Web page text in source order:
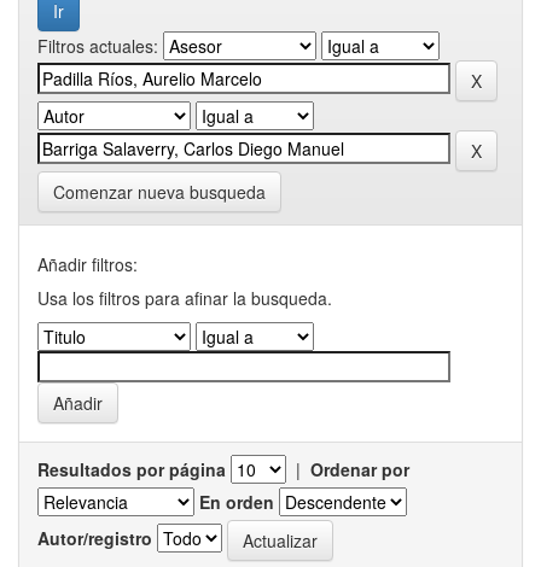
Filtros actuales:
Comenzar nueva busqueda
Añadir filtros:
Usa los filtros para afinar la busqueda.
Resultados por página | Ordenar por
En orden
Autor/registro